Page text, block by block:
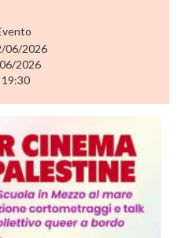
06/2026
2026